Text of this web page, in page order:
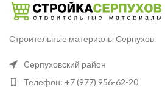
Строительные материалы Серпухов.
Серпуховский район
Телефон: +7 (977) 956-62-20